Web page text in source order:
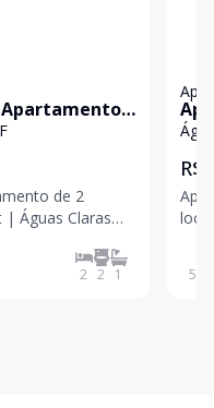
Apartamento
Gourmet |
de 2
| Águas Claras
tudo o que você
2 2 1
R$
pronto
54